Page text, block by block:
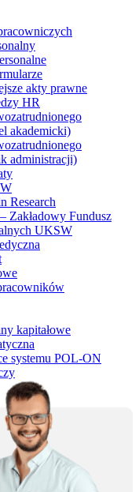
akty prawne
HR
akademicki)
administracji)
Research
Zakładowy Fundusz
UKSW
kapitałowe
systemu POL-ON